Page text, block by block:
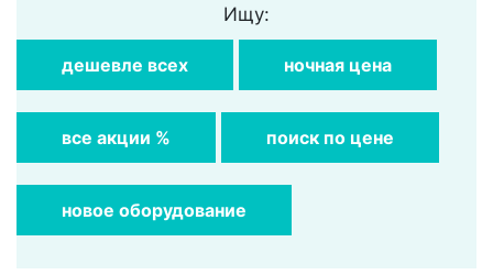
Ищу:
дешевле всех ночная цена
все акции % поиск по цене
новое оборудование